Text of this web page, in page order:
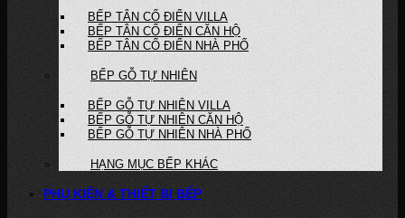
BẾP TÂN CỔ ĐIỂN VILLA
BẾP TÂN CỔ ĐIỂN CĂN HỘ
BẾP TÂN CỔ ĐIỂN NHÀ PHỐ
BẾP GỖ TỰ NHIÊN
BẾP GỖ TỰ NHIÊN VILLA
BẾP GỖ TỰ NHIÊN CĂN HỘ
BẾP GỖ TỰ NHIÊN NHÀ PHỐ
HẠNG MỤC BẾP KHÁC
PHỤ KIỆN & THIẾT BỊ BẾP